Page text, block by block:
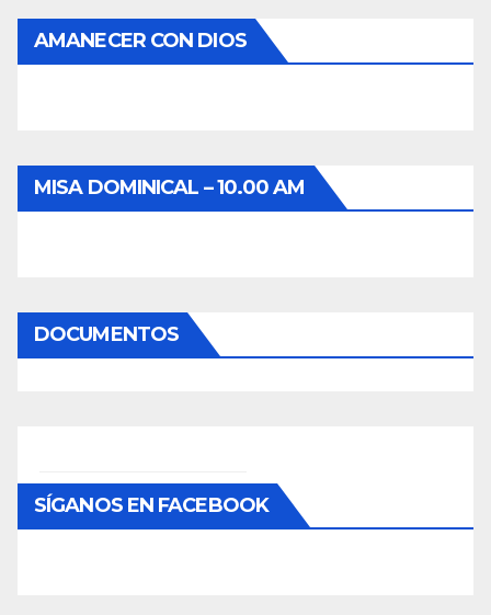
AMANECER CON DIOS
MISA DOMINICAL – 10.00 AM
DOCUMENTOS
SÍGANOS EN FACEBOOK